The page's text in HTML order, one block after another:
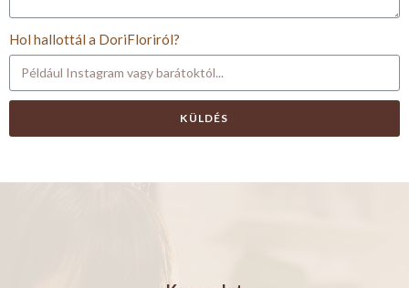
Hol hallottál a DoriFloriról?
KÜLDÉS